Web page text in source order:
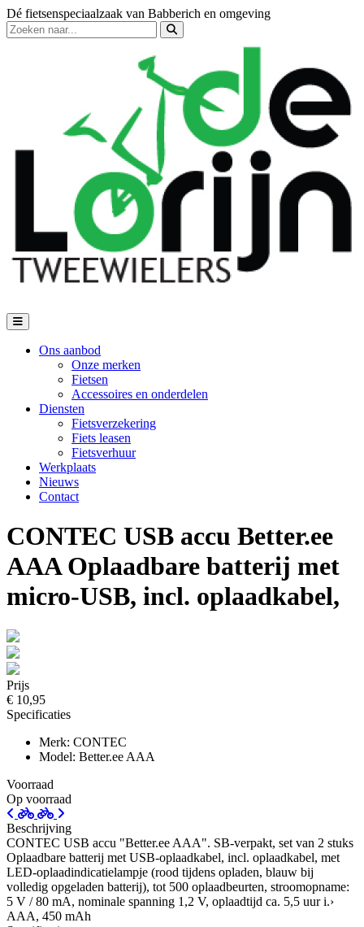
Dé fietsenspeciaalzaak van Babberich en omgeving
Ons aanbod
Onze merken
Fietsen
Accessoires en onderdelen
Diensten
Fietsverzekering
Fiets leasen
Fietsverhuur
Werkplaats
Nieuws
Contact
CONTEC USB accu Better.ee
AAA Oplaadbare batterij met
micro-USB, incl. oplaadkabel,
Prijs
€ 10,95
Specificaties
Merk: CONTEC
Model: Better.ee AAA
Voorraad
Op voorraad
Beschrijving
CONTEC USB accu "Better.ee AAA". SB-verpakt, set van 2 stuks
Oplaadbare batterij met USB-oplaadkabel, incl. oplaadkabel, met
LED-oplaadindicatielampje (rood tijdens opladen, blauw bij
volledig opgeladen batterij), tot 500 oplaadbeurten, stroomopname:
5 V / 80 mA, nominale spanning 1,2 V, oplaadtijd ca. 5,5 uur i.›
AAA, 450 mAh